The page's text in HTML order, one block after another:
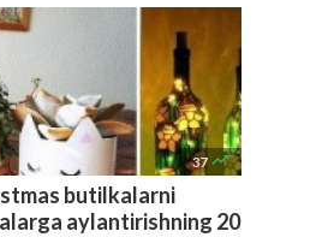
37 
butilkalarni
aylantirishning 20